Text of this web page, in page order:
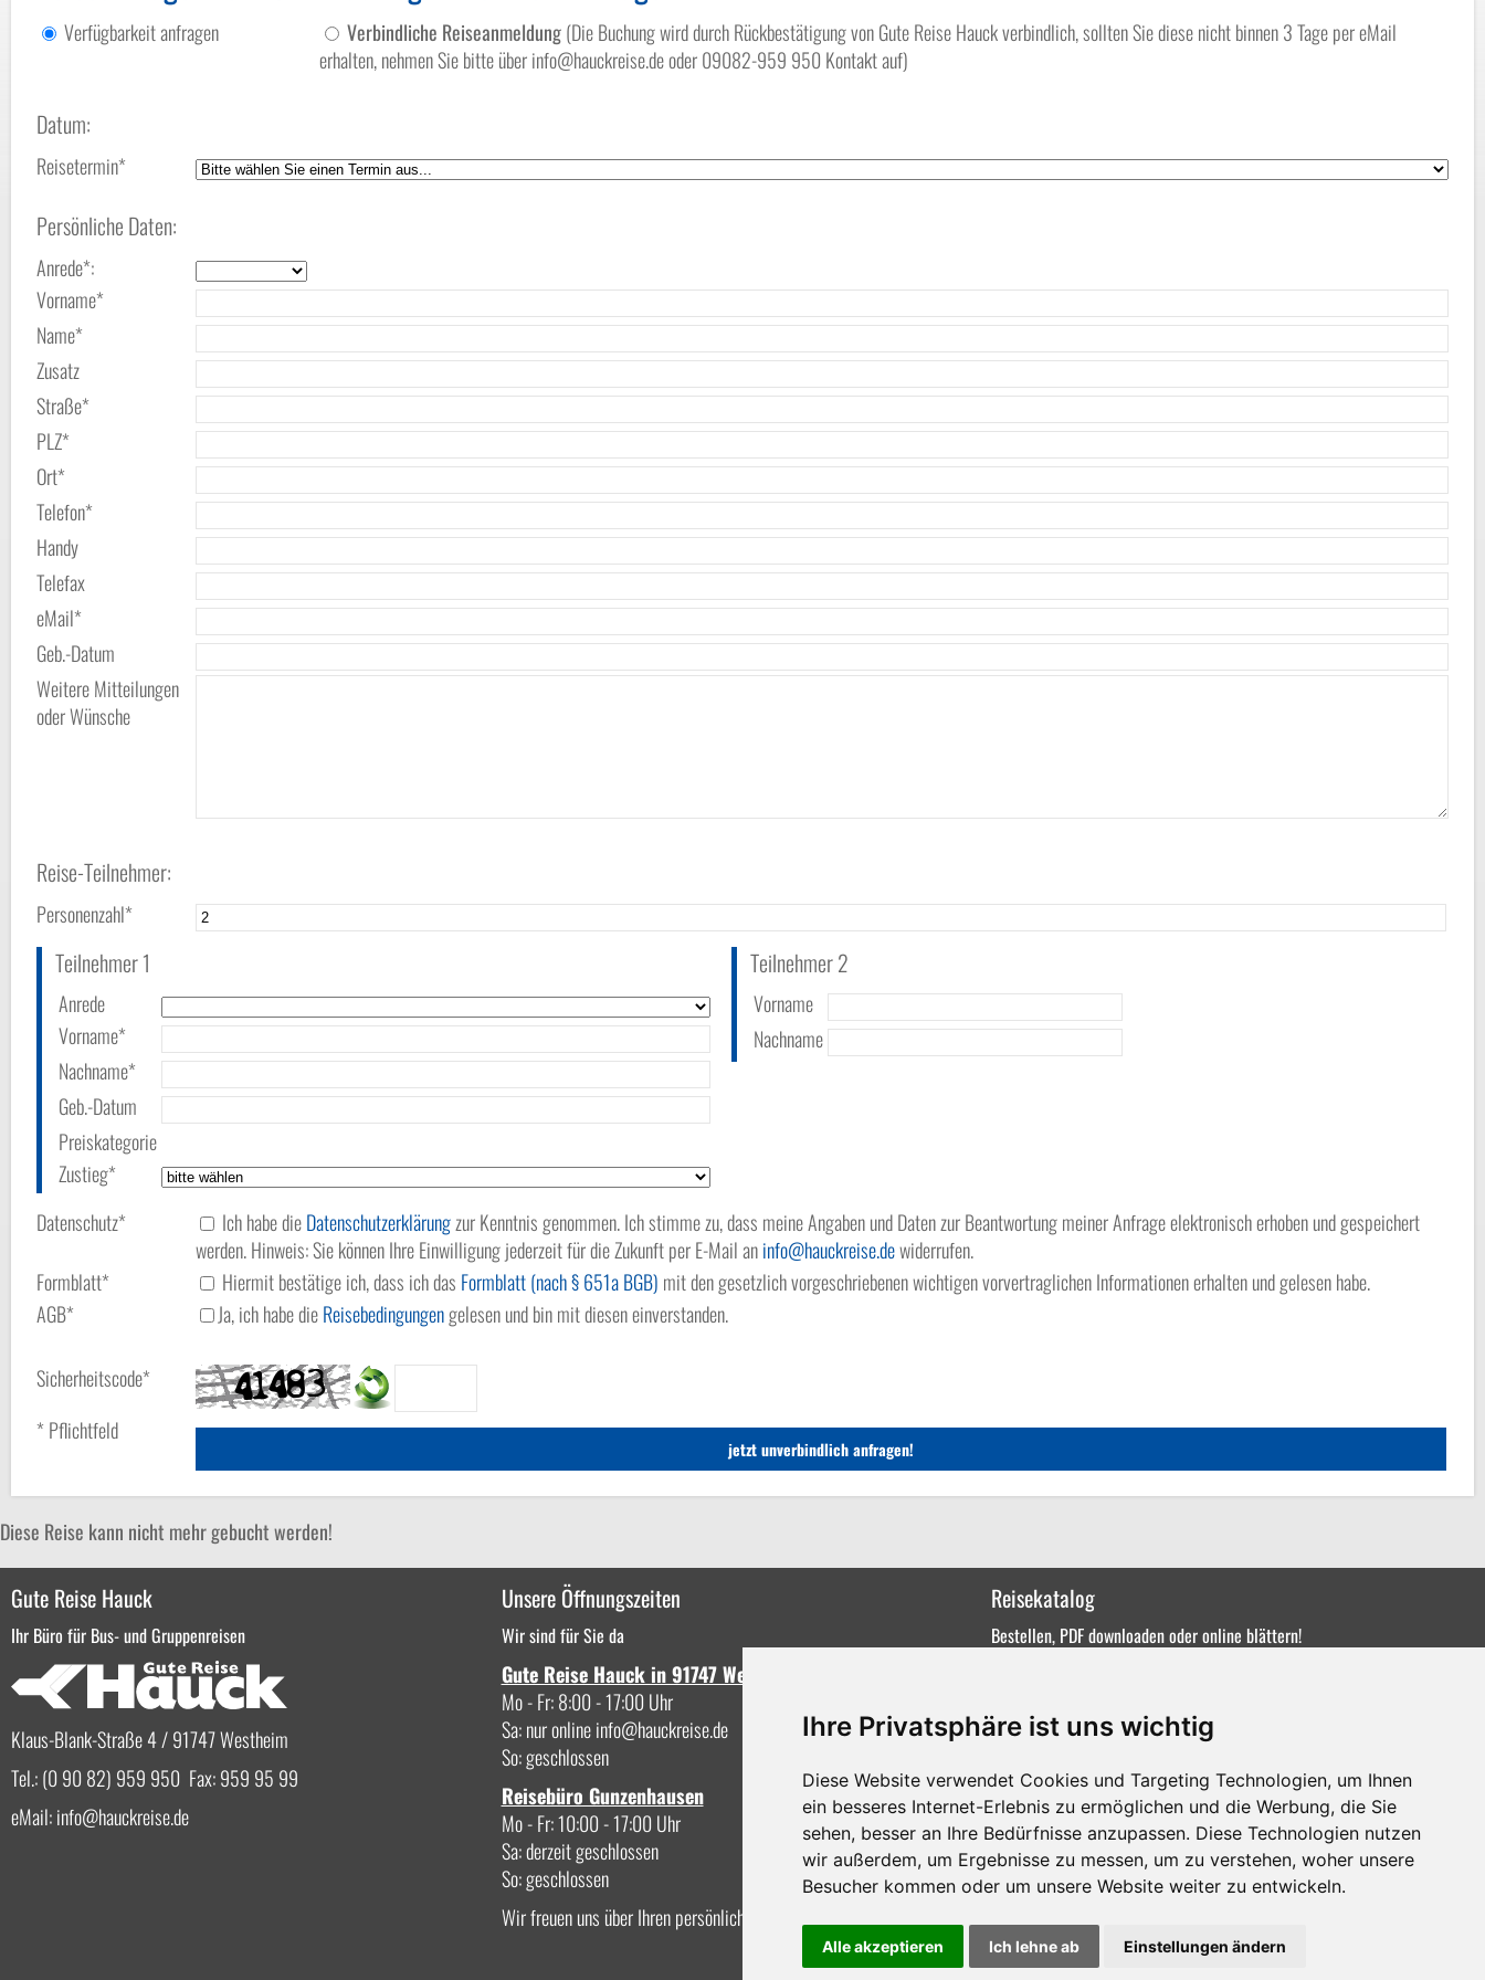
Ihre Privatsphäre ist uns wichtig
Diese Website verwendet Cookies und Targeting Technologien, um Ihnen
ein besseres Internet-Erlebnis zu ermöglichen und die Werbung, die Sie
sehen, besser an Ihre Bedürfnisse anzupassen. Diese Technologien nutzen
wir außerdem, um Ergebnisse zu messen, um zu verstehen, woher unsere
Besucher kommen oder um unsere Website weiter zu entwickeln.
Alle akzeptieren Ich lehne ab Einstellungen ändern
Verfügbarkeit anfragen Verbindliche Reiseanmeldung(Die Buchung wird durch Rückbestätigung von Gute Reise Hauck verbindlich, sollten Sie diese nicht binnen 3 Tage per eMail
erhalten, nehmen Sie bitte über info@hauckreise.de oder 09082-959 950 Kontakt auf)
Datum:
Reisetermin*
Persönliche Daten:
Anrede*:
Vorname*
Name*
Zusatz
Straße*
PLZ*
Ort*
Telefon*
Handy
Telefax
eMail*
Geb.-Datum
Weitere Mitteilungen
oder Wünsche
Reise-Teilnehmer:
Personenzahl*
Teilnehmer 1
Anrede
Vorname*
Nachname*
Geb.-Datum
Preiskategorie
Zustieg*
Teilnehmer 2
Vorname
Nachname
Datenschutz* Ich habe dieDatenschutzerklärungzur Kenntnis genommen. Ich stimme zu, dass meine Angaben und Daten zur Beantwortung meiner Anfrage elektronisch erhoben und gespeichert
werden. Hinweis: Sie können Ihre Einwilligung jederzeit für die Zukunft per E-Mail aninfo hauckreise.dewiderrufen.
Formblatt*
Hiermit bestätige ich, dass ich das Formblatt (nach § 651a BGB) mit den gesetzlich vorgeschriebenen wichtigen vorvertraglichen Informationen erhalten und gelesen habe.
AGB*
Ja, ich habe dieReisebedingungengelesen und bin mit diesen einverstanden.
Sicherheitscode*
* Pflichtfeld
Diese Reise kann nicht mehr gebucht werden!
Gute Reise Hauck
Ihr Büro für Bus- und Gruppenreisen
Klaus-Blank-Straße 4 / 91747 Westheim
Tel.: (0 90 82) 959 950 Fax: 959 95 99
eMail:info hauckreise.de
Unsere Öffnungszeiten
Wir sind für Sie da
Gute Reise Hauck in 91747 Westheim
Mo - Fr: 8:00 - 17:00 Uhr
Sa: nur onlineinfo hauckreise.de
So: geschlossen
Reisebüro Gunzenhausen
Mo - Fr: 10:00 - 17:00 Uhr
Sa: derzeit geschlossen
So: geschlossen
Wir freuen uns über Ihren persönlichen Besuch oder Anruf.
Reisekatalog
Bestellen, PDF downloaden oder online blättern!